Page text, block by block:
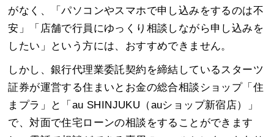
がなく、「パソコンやスマホで申し込みをするのは不
安」「店舗で行員にゆっくり相談しながら申し込みを
したい」という方には、おすすめできません。
しかし、銀行代理業委託契約を締結しているスターツ
証券が運営する住まいとお金の総合相談ショップ「住
まプラ」と「au SHINJUKU（auショップ新宿店）」
で、対面で住宅ローンの相談をすることができます